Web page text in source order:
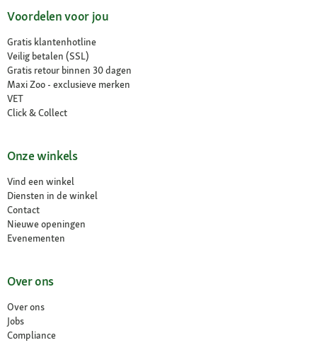
Voordelen voor jou
Gratis klantenhotline
Veilig betalen (SSL)
Gratis retour binnen 30 dagen
Maxi Zoo - exclusieve merken
VET
Click & Collect
Onze winkels
Vind een winkel
Diensten in de winkel
Contact
Nieuwe openingen
Evenementen
Over ons
Over ons
Jobs
Compliance